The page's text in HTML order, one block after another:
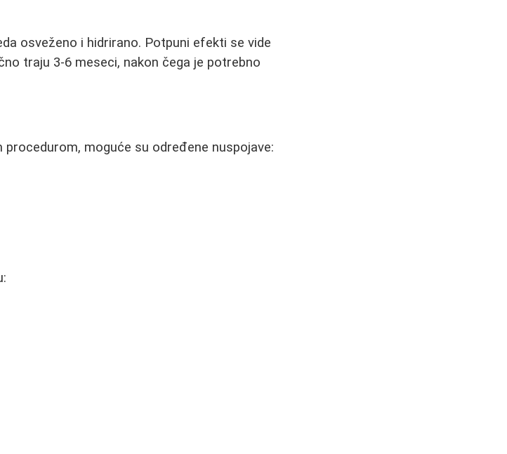
osveženo i hidrirano. Potpuni efekti se vide
traju 3-6 meseci, nakon čega je potrebno
moguće su određene nuspojave: